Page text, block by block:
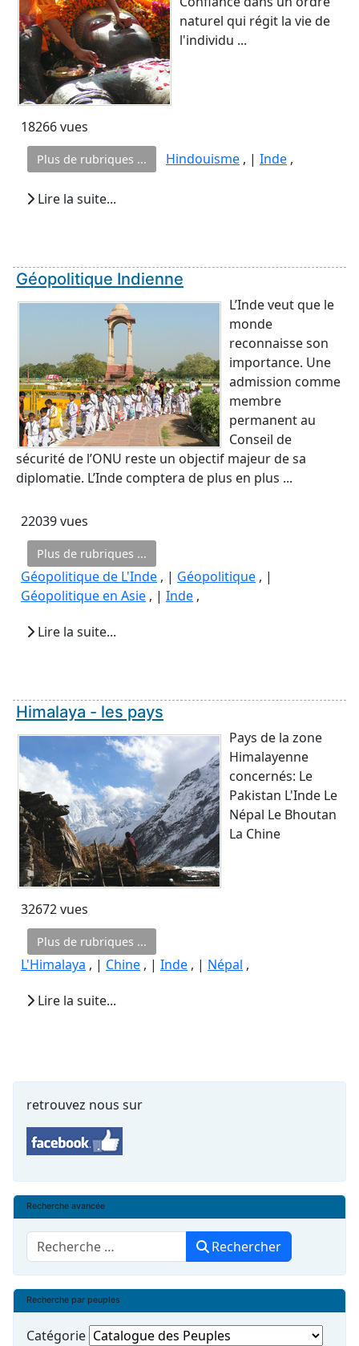
naturel qui régit la vie de
l'individu ...
18266 vues
Plus de rubriques ... Hindouisme , | Inde ,
Lire la suite...
Géopolitique Indienne
L’Inde veut que le
monde
reconnaisse son
importance. Une
admission comme
membre
permanent au
Conseil de
sécurité de l’ONU reste un objectif majeur de sa
diplomatie. L’Inde comptera de plus en plus ...
22039 vues
Plus de rubriques ...
Géopolitique de L'Inde , | Géopolitique , |
Géopolitique en Asie , | Inde ,
Lire la suite...
Himalaya - les pays
Pays de la zone
Himalayenne
concernés: Le
Pakistan L'Inde Le
Népal Le Bhoutan
La Chine
32672 vues
Plus de rubriques ...
L'Himalaya , | Chine , | Inde , | Népal ,
Lire la suite...
retrouvez nous sur
Recherche avancée
Rechercher Rechercher
Recherche par peuples
Catégorie